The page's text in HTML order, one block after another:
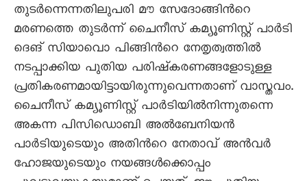
തുടര്‍ന്നെന്നതിലുപരി മൗ സേദോങ്ങിന്‍റെ
മരണത്തെ തുടര്‍ന്ന് ചൈനീസ് കമ്യൂണിസ്റ്റ് പാര്‍ടി
ദെങ് സിയാവൊ പിങ്ങിന്‍റെ നേതൃത്വത്തില്‍
നടപ്പാക്കിയ പുതിയ പരിഷ്കരണങ്ങളോടുള്ള
പ്രതികരണമായിട്ടായിരുന്നുവെന്നതാണ് വാസ്തവം.
ചൈനീസ് കമ്യൂണിസ്റ്റ് പാര്‍ടിയില്‍നിന്നുതന്നെ
അകന്ന പിസിഡൊബി അല്‍ബേനിയന്‍
പാര്‍ടിയുടെയും അതിന്‍റെ നേതാവ് അന്‍വര്‍
ഹോജയുടെയും നയങ്ങള്‍ക്കൊപ്പം